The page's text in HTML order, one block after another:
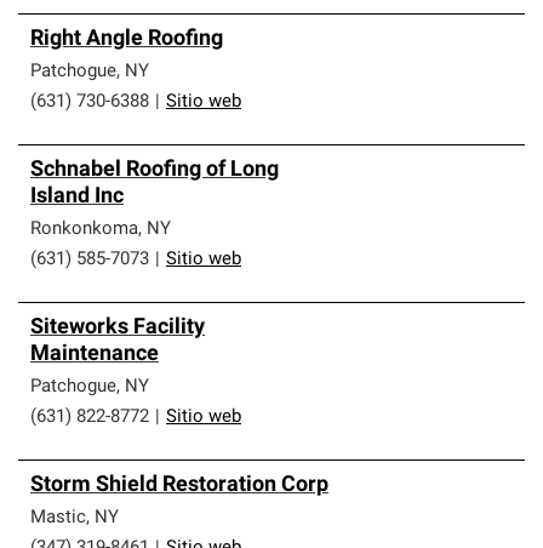
Right Angle Roofing
Patchogue, NY
(631) 730-6388
Sitio web
Schnabel Roofing of Long
Island Inc
Ronkonkoma, NY
(631) 585-7073
Sitio web
Siteworks Facility
Maintenance
Patchogue, NY
(631) 822-8772
Sitio web
Storm Shield Restoration Corp
Mastic, NY